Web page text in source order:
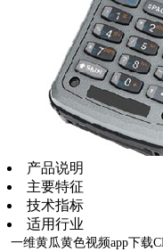
产品说明
主要特征
技术指标
适用行业
一维黄瓜黄色视频app下载